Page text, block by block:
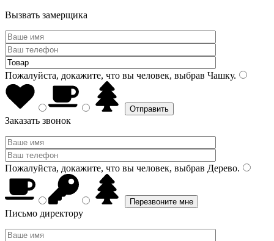
Вызвать замерщика
Пожалуйста, докажите, что вы человек, выбрав Чашку.
Заказать звонок
Пожалуйста, докажите, что вы человек, выбрав Дерево.
Письмо директору